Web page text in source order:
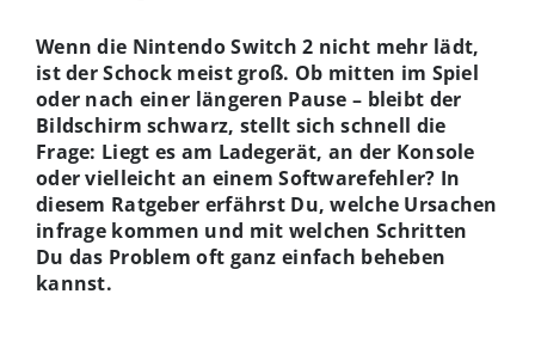
Wenn die Nintendo Switch 2 nicht mehr lädt,
ist der Schock meist groß. Ob mitten im Spiel
oder nach einer längeren Pause – bleibt der
Bildschirm schwarz, stellt sich schnell die
Frage: Liegt es am Ladegerät, an der Konsole
oder vielleicht an einem Softwarefehler? In
diesem Ratgeber erfährst Du, welche Ursachen
infrage kommen und mit welchen Schritten
Du das Problem oft ganz einfach beheben
kannst.